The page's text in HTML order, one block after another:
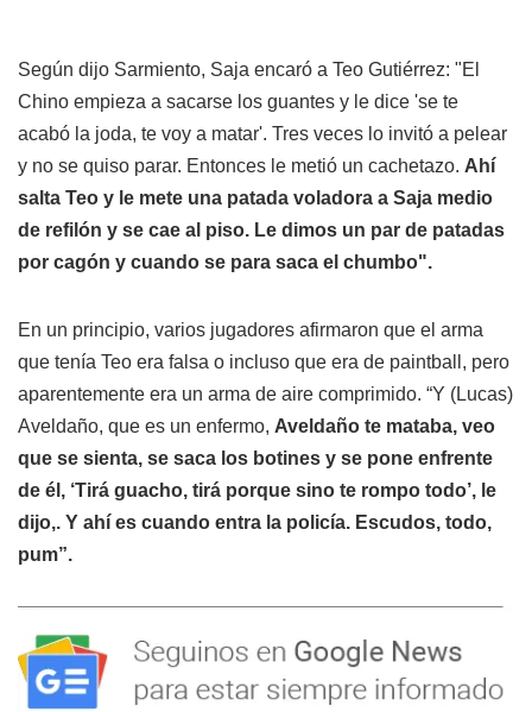
Según dijo Sarmiento, Saja encaró a Teo Gutiérrez: "El
Chino empieza a sacarse los guantes y le dice 'se te
acabó la joda, te voy a matar'. Tres veces lo invitó a pelear
y no se quiso parar. Entonces le metió un cachetazo. Ahí
salta Teo y le mete una patada voladora a Saja medio
de refilón y se cae al piso. Le dimos un par de patadas
por cagón y cuando se para saca el chumbo".
En un principio, varios jugadores afirmaron que el arma
que tenía Teo era falsa o incluso que era de paintball, pero
aparentemente era un arma de aire comprimido. “Y (Lucas)
Aveldaño, que es un enfermo, Aveldaño te mataba, veo
que se sienta, se saca los botines y se pone enfrente
de él, ‘Tirá guacho, tirá porque sino te rompo todo’, le
dijo,. Y ahí es cuando entra la policía. Escudos, todo,
pum”.